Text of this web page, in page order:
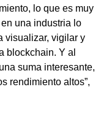
lo que es muy
una industria lo
visualizar, vigilar y
blockchain. Y al
suma interesante,
rendimiento altos”,